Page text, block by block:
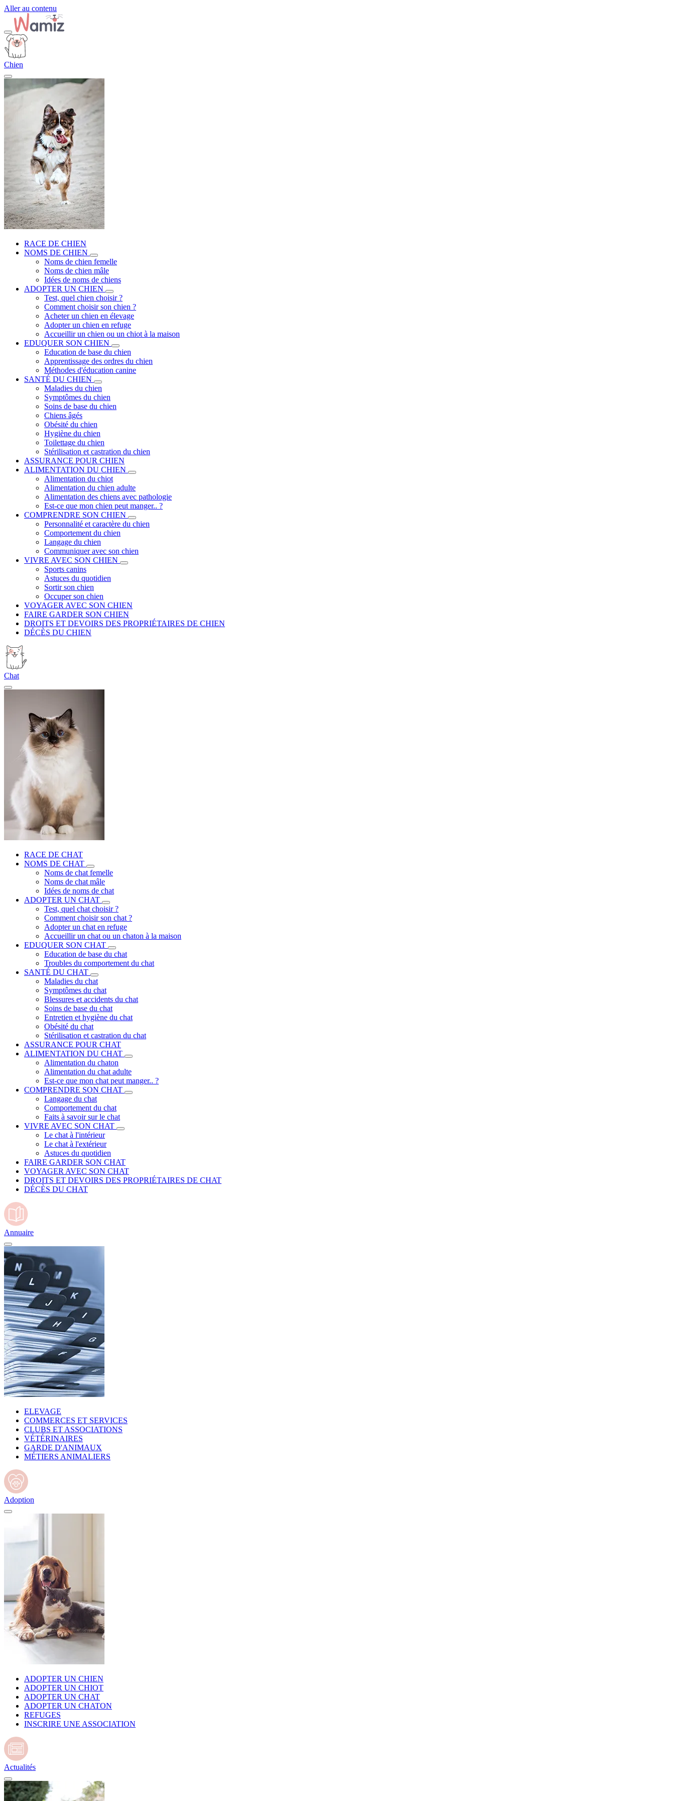
Aller au contenu
Chien
RACE DE CHIEN
NOMS DE CHIEN
Noms de chien femelle
Noms de chien mâle
Idées de noms de chiens
ADOPTER UN CHIEN
Test, quel chien choisir ?
Comment choisir son chien ?
Acheter un chien en élevage
Adopter un chien en refuge
Accueillir un chien ou un chiot à la maison
EDUQUER SON CHIEN
Education de base du chien
Apprentissage des ordres du chien
Méthodes d'éducation canine
SANTÉ DU CHIEN
Maladies du chien
Symptômes du chien
Soins de base du chien
Chiens âgés
Obésité du chien
Hygiène du chien
Toilettage du chien
Stérilisation et castration du chien
ASSURANCE POUR CHIEN
ALIMENTATION DU CHIEN
Alimentation du chiot
Alimentation du chien adulte
Alimentation des chiens avec pathologie
Est-ce que mon chien peut manger.. ?
COMPRENDRE SON CHIEN
Personnalité et caractère du chien
Comportement du chien
Langage du chien
Communiquer avec son chien
VIVRE AVEC SON CHIEN
Sports canins
Astuces du quotidien
Sortir son chien
Occuper son chien
VOYAGER AVEC SON CHIEN
FAIRE GARDER SON CHIEN
DROITS ET DEVOIRS DES PROPRIÉTAIRES DE CHIEN
DÉCÈS DU CHIEN
Chat
RACE DE CHAT
NOMS DE CHAT
Noms de chat femelle
Noms de chat mâle
Idées de noms de chat
ADOPTER UN CHAT
Test, quel chat choisir ?
Comment choisir son chat ?
Adopter un chat en refuge
Accueillir un chat ou un chaton à la maison
EDUQUER SON CHAT
Education de base du chat
Troubles du comportement du chat
SANTÉ DU CHAT
Maladies du chat
Symptômes du chat
Blessures et accidents du chat
Soins de base du chat
Entretien et hygiène du chat
Obésité du chat
Stérilisation et castration du chat
ASSURANCE POUR CHAT
ALIMENTATION DU CHAT
Alimentation du chaton
Alimentation du chat adulte
Est-ce que mon chat peut manger.. ?
COMPRENDRE SON CHAT
Langage du chat
Comportement du chat
Faits à savoir sur le chat
VIVRE AVEC SON CHAT
Le chat à l'intérieur
Le chat à l'extérieur
Astuces du quotidien
FAIRE GARDER SON CHAT
VOYAGER AVEC SON CHAT
DROITS ET DEVOIRS DES PROPRIÉTAIRES DE CHAT
DÉCÈS DU CHAT
Annuaire
ELEVAGE
COMMERCES ET SERVICES
CLUBS ET ASSOCIATIONS
VÉTÉRINAIRES
GARDE D'ANIMAUX
MÉTIERS ANIMALIERS
Adoption
ADOPTER UN CHIEN
ADOPTER UN CHIOT
ADOPTER UN CHAT
ADOPTER UN CHATON
REFUGES
INSCRIRE UNE ASSOCIATION
Actualités